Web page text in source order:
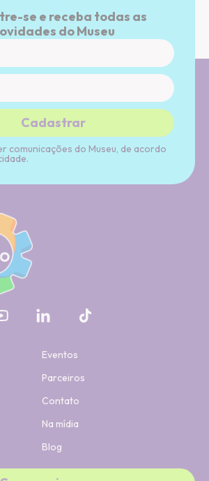
se e receba todas as
do Museu
comunicações do Museu, de acordo
Cadastrar
Eventos
Parceiros
Contato
Na mídia
Blog